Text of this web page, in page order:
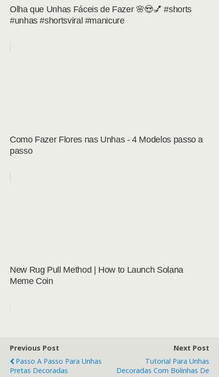
Olha que Unhas Fáceis de Fazer 🌸😍💅 #shorts
#unhas #shortsviral #manicure
Como Fazer Flores nas Unhas - 4 Modelos passo a
passo
New Rug Pull Method | How to Launch Solana
Meme Coin
Previous Post
Passo A Passo Para Unhas
Pretas Decoradas
Next Post
Tutorial Para Unhas
Decoradas Com Bolinhas De